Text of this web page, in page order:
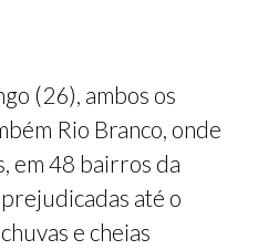
(26), ambos os
Rio Branco, onde
em 48 bairros da
até o
e cheias